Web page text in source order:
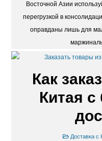
Восточной Азии
перегрузкой в
оправданы лишь для
Как
Китая с
Доставка с